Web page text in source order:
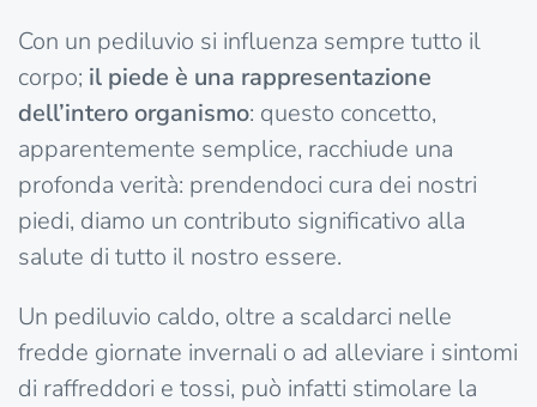
Con un pediluvio si influenza sempre tutto il
corpo; il piede è una rappresentazione
dell’intero organismo: questo concetto,
apparentemente semplice, racchiude una
profonda verità: prendendoci cura dei nostri
piedi, diamo un contributo significativo alla
salute di tutto il nostro essere.
Un pediluvio caldo, oltre a scaldarci nelle
fredde giornate invernali o ad alleviare i sintomi
di raffreddori e tossi, può infatti stimolare la